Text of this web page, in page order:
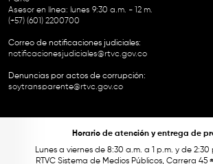
Asesor en línea: lunes 9:30 a.m. - 12 m.
(+57) (601) 2200700
Correo de notificaciones judiciales:
notificacionesjudiciales@rtvc.gov.co
Denuncias por actos de corrupción:
soytransparente@rtvc.gov.co
Horario de atención y entrega de
Lunes a viernes de 8:30 a.m. a 1 p.m. y de 2:30
RTVC Sistema de Medios Públicos, Carrera 45